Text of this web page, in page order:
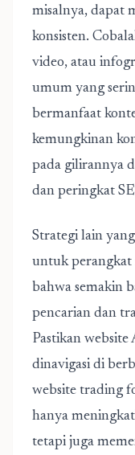
misalnya, dapat
konsisten.
video, atau
umum yang
bermanfaat
kemungkinan
pada gilirannya
dan peringkat
Strategi lain
untuk
bahwa semakin
pencarian dan
Pastikan
dinavigasi di
website trading
hanya
tetapi juga